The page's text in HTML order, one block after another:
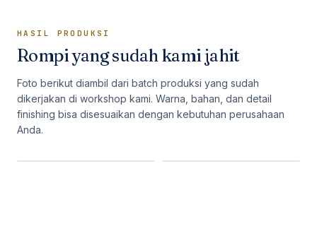
HASIL PRODUKSI
Rompiyang sudah kami jahit
Foto berikut diambil dari batch produksi yang sudah
dikerjakan di workshop kami. Warna, bahan, dan detail
finishing bisa disesuaikan dengan kebutuhan perusahaan
Anda.